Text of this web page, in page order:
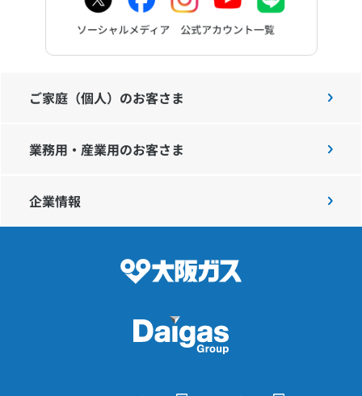
ご家庭（個人）のお客さま
業務用・産業用のお客さま
企業情報